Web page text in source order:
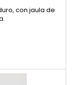
con jaula de